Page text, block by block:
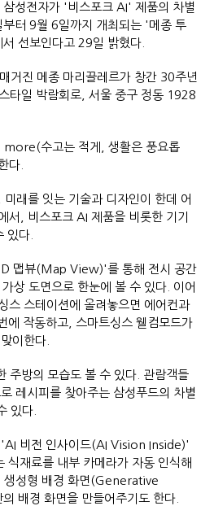
성전자가 '비스포크 AI' 제품의 차별
터 9월 6일까지 개최되는 '메종 투
선보인다고 29일 밝혔다.
거진 메종 마리끌레르가 창간 30주년
타일 박람회로, 서울 중구 정동 1928
수고는 적게, 생활은 풍요롭
다.
래를 잇는 기술과 디자인이 한데 어
서, 비스포크 AI 제품을 비롯한 기기
있다.
맵뷰(Map View)'를 통해 전시 공간
상 도면으로 한눈에 볼 수 있다. 이어
스 스테이션에 올려놓으면 에어컨과
에 작동하고, 스마트싱스 웰컴모드가
이한다.
주방의 모습도 볼 수 있다. 관람객들
레시피를 찾아주는 삼성푸드의 차별
있다.
'AI 비전 인사이드(AI Vision Inside)'
식재료를 내부 카메라가 자동 인식해
생성형 배경 화면(Generative
배경 화면을 만들어주기도 한다.